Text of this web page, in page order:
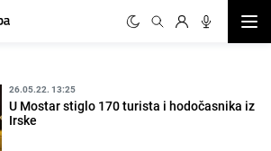
26.05.22. 13:25
U Mostar stiglo 170 turista i hodočasnika iz
Irske